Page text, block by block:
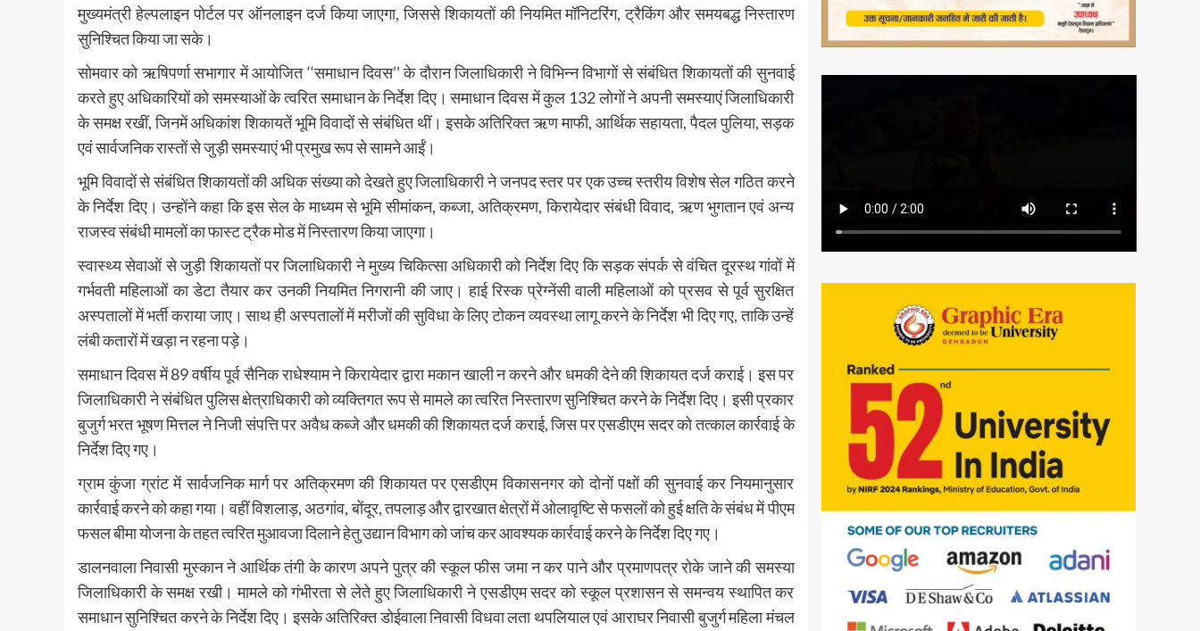
मुख्यमंत्री हेल्पलाइन पोर्टल पर ऑनलाइन दर्ज किया जाएगा, जिससे शिकायतों की नियमित मॉनिटरिंग, ट्रैकिंग और समयबद्ध निस्तारण
सुनिश्चित किया जा सके।
सोमवार को ऋषिपर्णा सभागार में आयोजित ‘‘समाधान दिवस’’ के दौरान जिलाधिकारी ने विभिन्न विभागों से संबंधित शिकायतों की सुनवाई
करते हुए अधिकारियों को समस्याओं के त्वरित समाधान के निर्देश दिए। समाधान दिवस में कुल 132 लोगों ने अपनी समस्याएं जिलाधिकारी
के समक्ष रखीं, जिनमें अधिकांश शिकायतें भूमि विवादों से संबंधित थीं। इसके अतिरिक्त ऋण माफी, आर्थिक सहायता, पैदल पुलिया, सड़क
एवं सार्वजनिक रास्तों से जुड़ी समस्याएं भी प्रमुख रूप से सामने आईं।
भूमि विवादों से संबंधित शिकायतों की अधिक संख्या को देखते हुए जिलाधिकारी ने जनपद स्तर पर एक उच्च स्तरीय विशेष सेल गठित करने
के निर्देश दिए। उन्होंने कहा कि इस सेल के माध्यम से भूमि सीमांकन, कब्जा, अतिक्रमण, किरायेदार संबंधी विवाद, ऋण भुगतान एवं अन्य
राजस्व संबंधी मामलों का फास्ट ट्रैक मोड में निस्तारण किया जाएगा।
स्वास्थ्य सेवाओं से जुड़ी शिकायतों पर जिलाधिकारी ने मुख्य चिकित्सा अधिकारी को निर्देश दिए कि सड़क संपर्क से वंचित दूरस्थ गांवों में
गर्भवती महिलाओं का डेटा तैयार कर उनकी नियमित निगरानी की जाए। हाई रिस्क प्रेग्नेंसी वाली महिलाओं को प्रसव से पूर्व सुरक्षित
अस्पतालों में भर्ती कराया जाए। साथ ही अस्पतालों में मरीजों की सुविधा के लिए टोकन व्यवस्था लागू करने के निर्देश भी दिए गए, ताकि उन्हें
लंबी कतारों में खड़ा न रहना पड़े।
समाधान दिवस में 89 वर्षीय पूर्व सैनिक राधेश्याम ने किरायेदार द्वारा मकान खाली न करने और धमकी देने की शिकायत दर्ज कराई। इस पर
जिलाधिकारी ने संबंधित पुलिस क्षेत्राधिकारी को व्यक्तिगत रूप से मामले का त्वरित निस्तारण सुनिश्चित करने के निर्देश दिए। इसी प्रकार
बुजुर्ग भरत भूषण मित्तल ने निजी संपत्ति पर अवैध कब्जे और धमकी की शिकायत दर्ज कराई, जिस पर एसडीएम सदर को तत्काल कार्रवाई के
निर्देश दिए गए।
ग्राम कुंजा ग्रांट में सार्वजनिक मार्ग पर अतिक्रमण की शिकायत पर एसडीएम विकासनगर को दोनों पक्षों की सुनवाई कर नियमानुसार
कार्रवाई करने को कहा गया। वहीं विशलाड़, अठगांव, बोंदूर, तपलाड़ और द्वारखात क्षेत्रों में ओलावृष्टि से फसलों को हुई क्षति के संबंध में पीएम
फसल बीमा योजना के तहत त्वरित मुआवजा दिलाने हेतु उद्यान विभाग को जांच कर आवश्यक कार्रवाई करने के निर्देश दिए गए।
डालनवाला निवासी मुस्कान ने आर्थिक तंगी के कारण अपने पुत्र की स्कूल फीस जमा न कर पाने और प्रमाणपत्र रोके जाने की समस्या
जिलाधिकारी के समक्ष रखी। मामले को गंभीरता से लेते हुए जिलाधिकारी ने एसडीएम सदर को स्कूल प्रशासन से समन्वय स्थापित कर
समाधान सुनिश्चित करने के निर्देश दिए। इसके अतिरिक्त डोईवाला निवासी विधवा लता थपलियाल एवं आराघर निवासी बुजुर्ग महिला मंचल